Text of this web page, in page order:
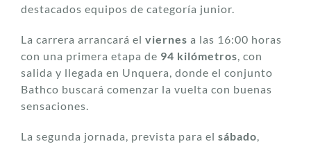
destacados equipos de categoría junior.
La carrera arrancará el viernes a las 16:00 horas
con una primera etapa de 94 kilómetros, con
salida y llegada en Unquera, donde el conjunto
Bathco buscará comenzar la vuelta con buenas
sensaciones.
La segunda jornada, prevista para el sábado,